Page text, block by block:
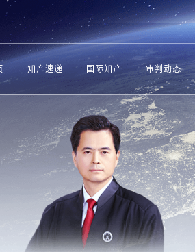
知产速递 国际知产 审判动态